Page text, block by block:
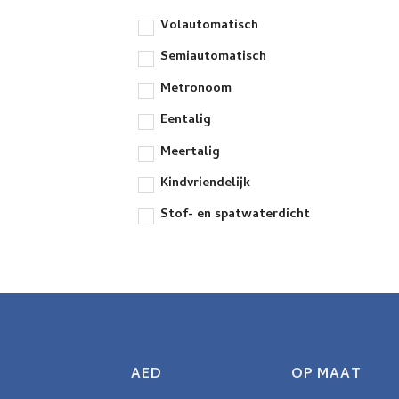
Volautomatisch
Semiautomatisch
Metronoom
Eentalig
Meertalig
Kindvriendelijk
Stof- en spatwaterdicht
AED OP MAAT